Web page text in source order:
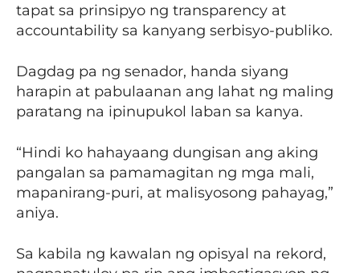
tapat sa prinsipyo ng transparency at
accountability sa kanyang serbisyo-publiko.
Dagdag pa ng senador, handa siyang
harapin at pabulaanan ang lahat ng maling
paratang na ipinupukol laban sa kanya.
“Hindi ko hahayaang dungisan ang aking
pangalan sa pamamagitan ng mga mali,
mapanirang-puri, at malisyosong pahayag,”
aniya.
Sa kabila ng kawalan ng opisyal na rekord,